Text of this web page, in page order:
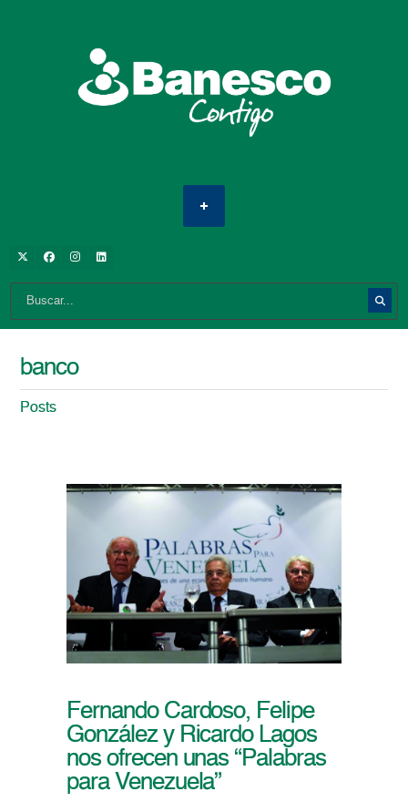
banco
Posts
Fernando Cardoso, Felipe
González y Ricardo Lagos
nos ofrecen unas “Palabras
para Venezuela”